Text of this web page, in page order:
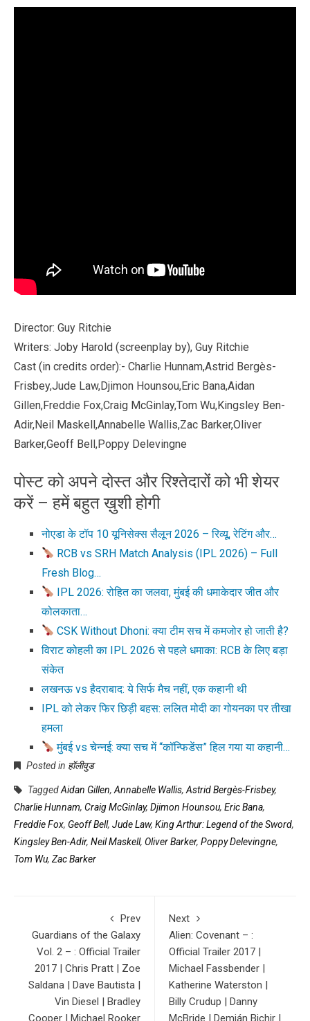
Director: Guy Ritchie
Writers: Joby Harold (screenplay by), Guy Ritchie
Cast (in credits order):- Charlie Hunnam,Astrid Bergès-
Frisbey,Jude Law,Djimon Hounsou,Eric Bana,Aidan
Gillen,Freddie Fox,Craig McGinlay,Tom Wu,Kingsley Ben-
Adir,Neil Maskell,Annabelle Wallis,Zac Barker,Oliver
Barker,Geoff Bell,Poppy Delevingne
पोस्ट को अपने दोस्त और रिश्तेदारों को भी शेयर
करें – हमें बहुत ख़ुशी होगी
नोएडा के टॉप 10 यूनिसेक्स सैलून 2026 – रिव्यू, रेटिंग और…
RCB vs SRH Match Analysis (IPL 2026) – Full
Fresh Blog…
IPL 2026: रोहित का जलवा, मुंबई की धमाकेदार जीत और
कोलकाता…
CSK Without Dhoni: क्या टीम सच में कमजोर हो जाती है?
विराट कोहली का IPL 2026 से पहले धमाका: RCB के लिए बड़ा
संकेत
लखनऊ vs हैदराबाद: ये सिर्फ मैच नहीं, एक कहानी थी
IPL को लेकर फिर छिड़ी बहस: ललित मोदी का गोयनका पर तीखा
हमला
मुंबई vs चेन्नई: क्या सच में “कॉन्फिडेंस” हिल गया या कहानी…
Posted in हॉलीवुड
TaggedAidan Gillen, Annabelle Wallis, Astrid Bergès-Frisbey,
Charlie Hunnam, Craig McGinlay, Djimon Hounsou, Eric Bana,
Freddie Fox, Geoff Bell, Jude Law, King Arthur: Legend of the Sword,
Kingsley Ben-Adir, Neil Maskell, Oliver Barker, Poppy Delevingne,
Tom Wu, Zac Barker
Prev
Guardians of the Galaxy
Vol. 2 – : Official Trailer
2017 | Chris Pratt | Zoe
Saldana | Dave Bautista |
Vin Diesel | Bradley
Cooper | Michael Rooker
Next
Alien: Covenant – :
Official Trailer 2017 |
Michael Fassbender |
Katherine Waterston |
Billy Crudup | Danny
McBride | Demián Bichir |